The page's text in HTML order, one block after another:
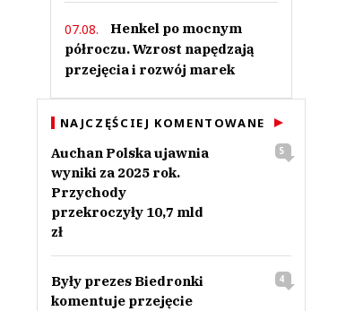
07.08.
Henkel po mocnym
półroczu. Wzrost napędzają
przejęcia i rozwój marek
NAJCZĘŚCIEJ KOMENTOWANE
Auchan Polska ujawnia
wyniki za 2025 rok.
Przychody
przekroczyły 10,7 mld
zł
5
Były prezes Biedronki
komentuje przejęcie
4